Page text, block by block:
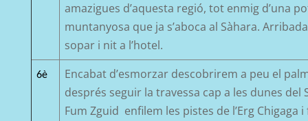
amazigues d’aquesta regió, tot enmig d’una
muntanyosa que ja s’aboca al Sàhara.
sopar i nit a l’hotel.
6è Encabatd’esmorzar descobrirem a peu el
després seguir la travessa cap a les dunes del
Fum Zguid enfilem les pistes de l’Erg Chigaga i